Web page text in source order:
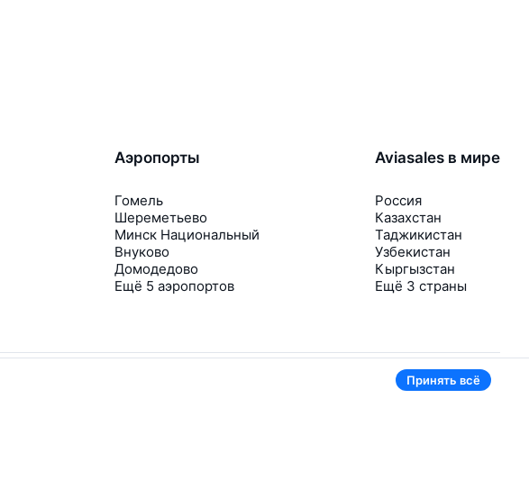
Аэропорты
Гомель
Шереметьево
Минск Национальный
Внуково
Домодедово
Ещё 5 аэропортов
Aviasales в мире
Россия
Казахстан
Таджикистан
Узбекистан
Кыргызстан
Ещё 3 страны
Принять всё